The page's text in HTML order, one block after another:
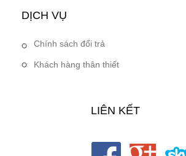
DỊCH VỤ
Chính sách đổi trả
Khách hàng thân thiết
LIÊN KẾT